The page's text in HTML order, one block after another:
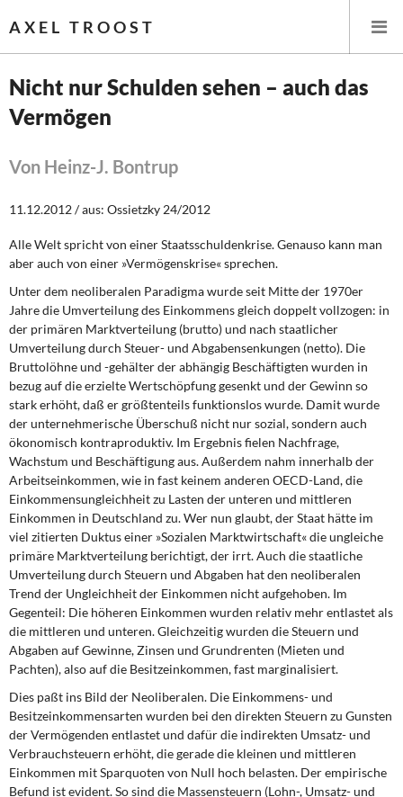
AXEL TROOST
Startseite
Themen
Leitlinien linker Wirtschafts- und Finanzpolitik
Wirtschaftspolitik
Steuer- und Finanzpolitik
Öffentliche Infrastruktur und Daseinsvorsorge
Eurokrise und Griechenland
DIE LINKE
Weitere Themen
Memo-Gruppe
Institut Solidarische Moderne
Rosa-Luxemburg-Stiftung
Über mich
Kontakt
Nicht nur Schulden sehen – auch das
Vermögen
Von Heinz-J. Bontrup
11.12.2012 / aus: Ossietzky 24/2012
Alle Welt spricht von einer Staatsschuldenkrise. Genauso kann man
aber auch von einer »Vermögenskrise« sprechen.
Unter dem neoliberalen Paradigma wurde seit Mitte der 1970er
Jahre die Umverteilung des Einkommens gleich doppelt vollzogen: in
der primären Marktverteilung (brutto) und nach staatlicher
Umverteilung durch Steuer- und Abgabensenkungen (netto). Die
Bruttolöhne und -gehälter der abhängig Beschäftigten wurden in
bezug auf die erzielte Wertschöpfung gesenkt und der Gewinn so
stark erhöht, daß er größtenteils funktionslos wurde. Damit wurde
der unternehmerische Überschuß nicht nur sozial, sondern auch
ökonomisch kontraproduktiv. Im Ergebnis fielen Nachfrage,
Wachstum und Beschäftigung aus. Außerdem nahm innerhalb der
Arbeitseinkommen, wie in fast keinem anderen OECD-Land, die
Einkommensungleichheit zu Lasten der unteren und mittleren
Einkommen in Deutschland zu. Wer nun glaubt, der Staat hätte im
viel zitierten Duktus einer »Sozialen Marktwirtschaft« die ungleiche
primäre Marktverteilung berichtigt, der irrt. Auch die staatliche
Umverteilung durch Steuern und Abgaben hat den neoliberalen
Trend der Ungleichheit der Einkommen nicht aufgehoben. Im
Gegenteil: Die höheren Einkommen wurden relativ mehr entlastet als
die mittleren und unteren. Gleichzeitig wurden die Steuern und
Abgaben auf Gewinne, Zinsen und Grundrenten (Mieten und
Pachten), also auf die Besitzeinkommen, fast marginalisiert.
Dies paßt ins Bild der Neoliberalen. Die Einkommens- und
Besitzeinkommensarten wurden bei den direkten Steuern zu Gunsten
der Vermögenden entlastet und dafür die indirekten Umsatz- und
Verbrauchsteuern erhöht, die gerade die kleinen und mittleren
Einkommen mit Sparquoten von Null hoch belasten. Der empirische
Befund ist evident. So sind die Massensteuern (Lohn-, Umsatz- und